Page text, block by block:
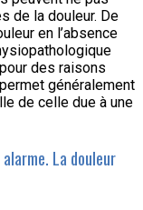
de la douleur. De
en l’absence
des raisons
généralement
de celle due à une
La douleur